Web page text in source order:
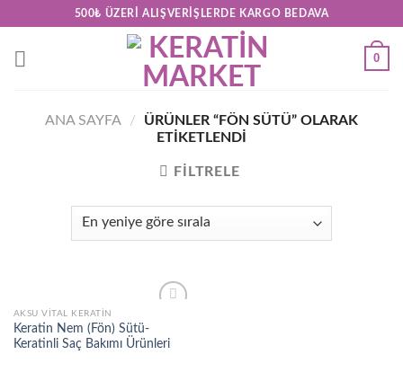
content
500₺ ÜZERI ALIŞVERIŞLERDE KARGO BEDAVA
0
ANA SAYFA /
ÜRÜNLER “FÖN SÜTÜ” OLARAK
ETIKETLENDI
FILTRELE
AKSU VITAL KERATIN
Keratin Nem (Fön) Sütü-
Keratinli Saç Bakımı Ürünleri